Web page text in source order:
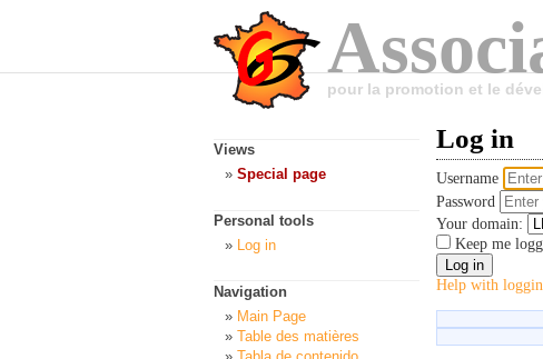
pour la promotion et le
Log in
Username
Password
Your domain:
Keep me
Help with
Views
Special page
Personal tools
Log in
Navigation
Main Page
Table des matières